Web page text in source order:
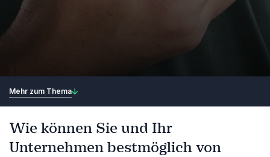
Mehr zum Thema
Wie können Sie und Ihr
Unternehmen bestmöglich von